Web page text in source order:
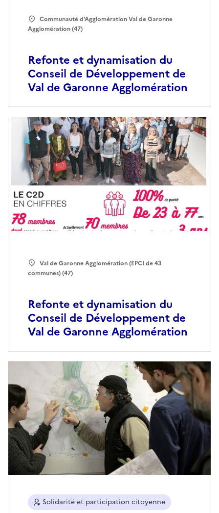
Refonte et dynamisation du
Conseil de Développement de
Val de Garonne Agglomération
Communauté d'Agglomération Val de Garonne
Agglomération (47)
Refonte et dynamisation du
Conseil de Développement de
Val de Garonne Agglomération
Val de Garonne Agglomération (EPCI de 43
communes) (47)
Solidarité et participation citoyenne